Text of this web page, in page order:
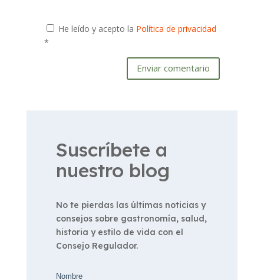
He leído y acepto la Política de privacidad
*
Enviar comentario
Suscríbete a
nuestro blog
No te pierdas las últimas noticias y
consejos sobre gastronomía, salud,
historia y estilo de vida con el
Consejo Regulador.